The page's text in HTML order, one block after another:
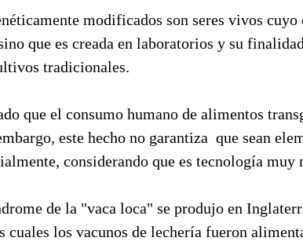
modificados son seres vivos cuyo
que es creada en laboratorios y su
tradicionales.
que el consumo humano de alimentos
este hecho no garantiza que sean
considerando que es tecnología muy
de la "vaca loca" se produjo en
cuales los vacunos de lechería fueron